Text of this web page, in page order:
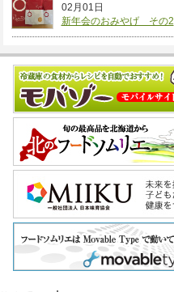
02月01日
新年会のおみやげ その2